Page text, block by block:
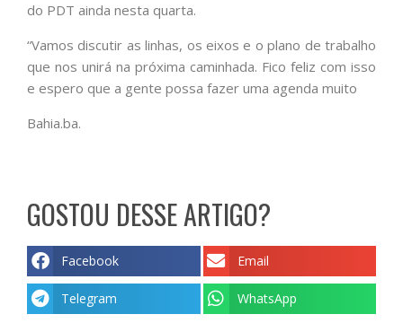
do PDT ainda nesta quarta.
“Vamos discutir as linhas, os eixos e o plano de trabalho
que nos unirá na próxima caminhada. Fico feliz com isso
e espero que a gente possa fazer uma agenda muito
Bahia.ba.
GOSTOU DESSE ARTIGO?
Facebook Email
Telegram WhatsApp